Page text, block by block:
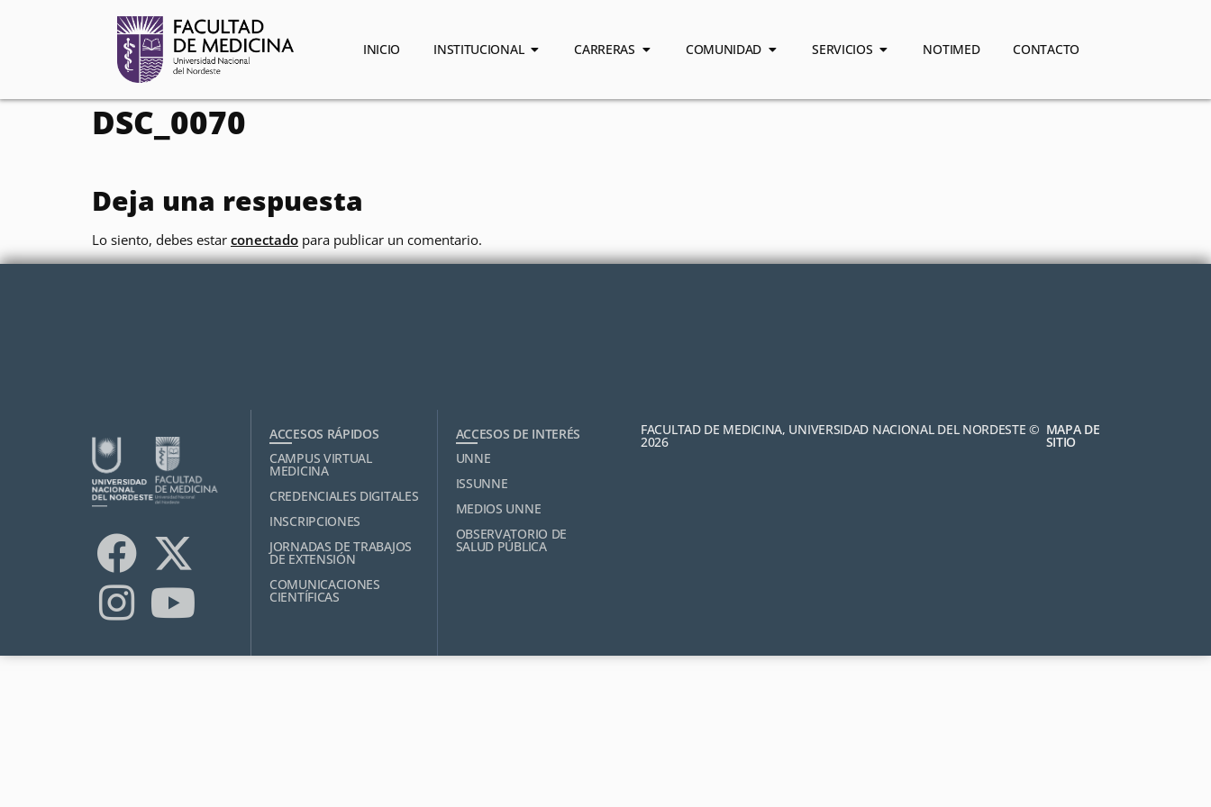
INICIO INSTITUCIONAL CARRERAS COMUNIDAD SERVICIOS NOTIMED CONTACTO
DSC_0070
Deja una respuesta
Lo siento, debes estar conectado para publicar un comentario.
ACCESOS RÁPIDOS
CAMPUS VIRTUAL
MEDICINA
CREDENCIALES DIGITALES
INSCRIPCIONES
JORNADAS DE TRABAJOS
DE EXTENSIÓN
COMUNICACIONES
CIENTÍFICAS
ACCESOS DE INTERÉS
UNNE
ISSUNNE
MEDIOS UNNE
OBSERVATORIO DE
SALUD PÚBLICA
FACULTAD DE MEDICINA, UNIVERSIDAD NACIONAL DEL NORDESTE ©
2026
MAPA DE
SITIO